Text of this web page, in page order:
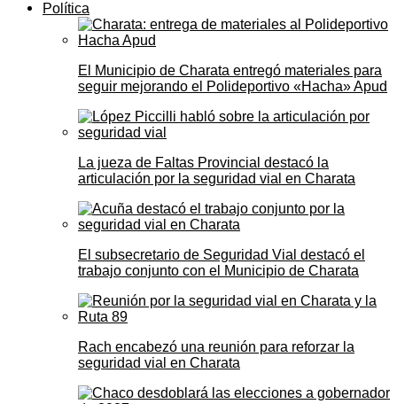
Política
El Municipio de Charata entregó materiales para
seguir mejorando el Polideportivo «Hacha» Apud
La jueza de Faltas Provincial destacó la
articulación por la seguridad vial en Charata
El subsecretario de Seguridad Vial destacó el
trabajo conjunto con el Municipio de Charata
Rach encabezó una reunión para reforzar la
seguridad vial en Charata